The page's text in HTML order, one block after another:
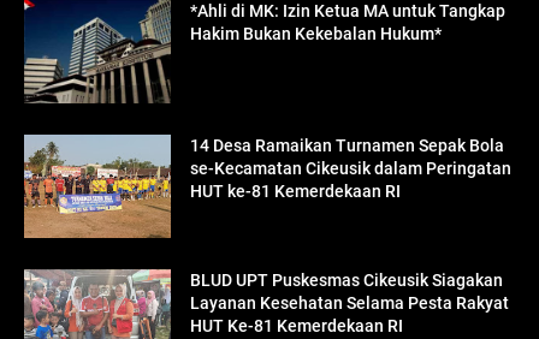
*Ahli di MK: Izin Ketua MA untuk Tangkap
Hakim Bukan Kekebalan Hukum*
14 Desa Ramaikan Turnamen Sepak Bola
se-Kecamatan Cikeusik dalam Peringatan
HUT ke-81 Kemerdekaan RI
BLUD UPT Puskesmas Cikeusik Siagakan
Layanan Kesehatan Selama Pesta Rakyat
HUT Ke-81 Kemerdekaan RI